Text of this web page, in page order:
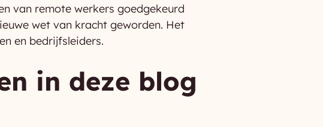
van remote werkers goedgekeurd
wet van kracht geworden. Het
en bedrijfsleiders.
in deze blog